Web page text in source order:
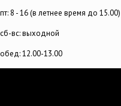
пт: 8 - 16 (в летнее время до 15.00)
сб-вс: выходной
обед: 12.00-13.00